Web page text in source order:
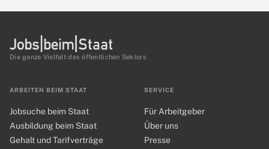
Die ganze Vielfalt des öffentlichen Sektors
ARBEITEN BEIM STAAT
Jobsuche beim Staat
Ausbildung beim Staat
Gehalt und Tarifverträge
SERVICE
Für Arbeitgeber
Über uns
Presse